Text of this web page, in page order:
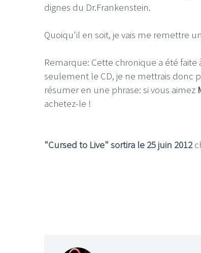
dignes du Dr.Frankenstein.
Quoiqu'il en soit, je vais me remettre
Remarque: Cette chronique a été
seulement le CD, je ne mettrais donc
résumer en une phrase: si vous aimez
achetez-le !
"Cursed to Live" sortira le 25 juin 2012